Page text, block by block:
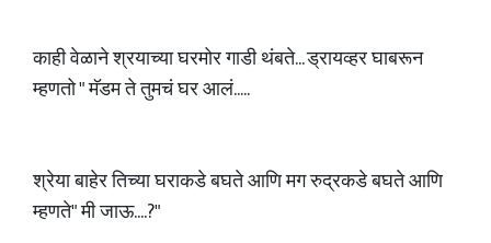
काही वेळाने श्रयाच्या घरमोर गाडी थंबते... ड्रायव्हर घाबरून
म्हणतो " मॅडम ते तुमचं घर आलं.....
श्रेया बाहेर तिच्या घराकडे बघते आणि मग रुद्रकडे बघते आणि
म्हणते" मी जाऊ....?"